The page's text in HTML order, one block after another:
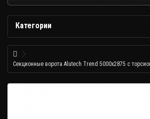
Категории
Секционные ворота Alutech Trend 5000x2875 с